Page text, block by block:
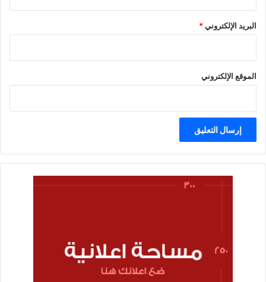
البريد الإلكتروني*
الموقع الإلكتروني